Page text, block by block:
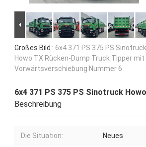
Großes Bild : 6x4 371 PS 375 PS Sinotruck
Howo TX Rücken-Dump Truck Tipper mit
Vorwärtsverschiebung Nummer 6
6x4 371 PS 375 PS Sinotruck
Beschreibung
Die Situation: Neues